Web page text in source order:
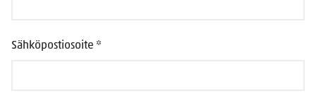
Sähköpostiosoite *